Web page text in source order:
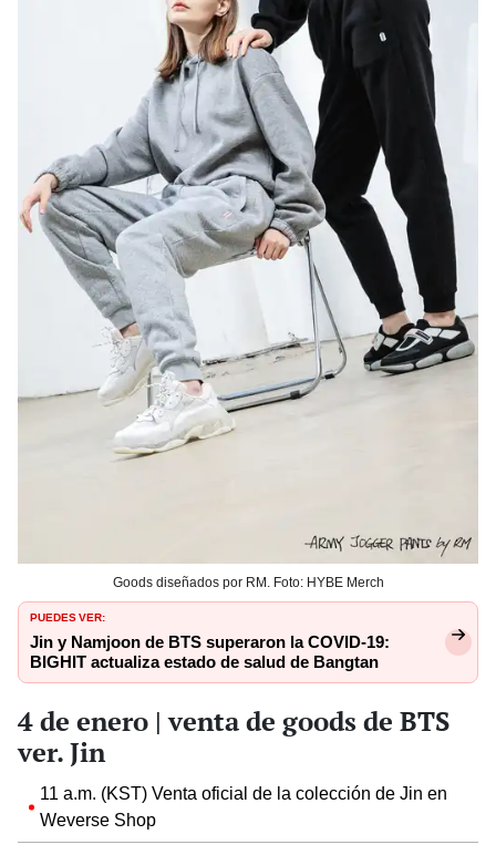
Goods diseñados por RM. Foto: HYBE Merch
PUEDES VER:
Jin y Namjoon de BTS superaron la COVID-19:
BIGHIT actualiza estado de salud de Bangtan
4 de enero | venta de goods de BTS
ver. Jin
11 a.m. (KST) Venta oficial de la colección de Jin en
Weverse Shop